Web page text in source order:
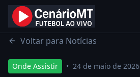
Início Notícias Onde Assistir
Voltar para Notícias
Onde Assistir • 24 de maio de 2026